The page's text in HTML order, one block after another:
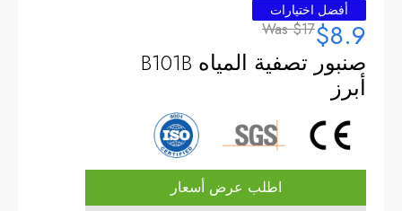
أفضل اختيارات
$8.9
Was$17
صنبور تصفية المياه B101B
أبرز
اطلب عرض أسعار